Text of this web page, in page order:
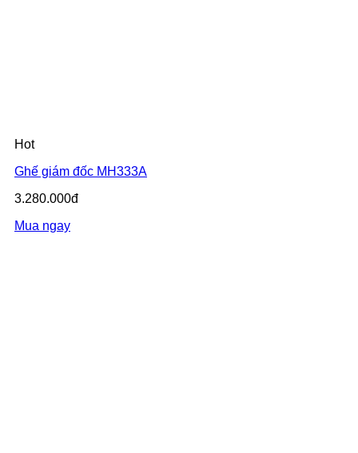
Hot
Ghế giám đốc MH333A
3.280.000đ
Mua ngay